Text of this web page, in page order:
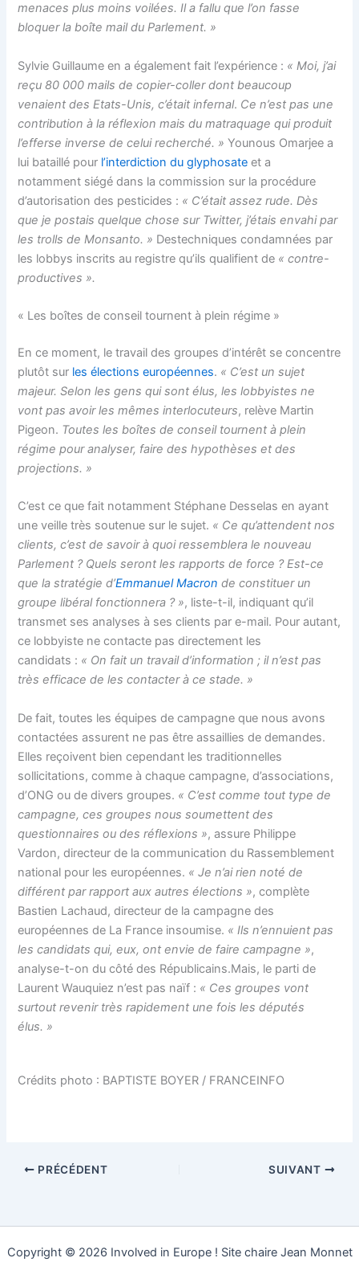
menaces plus moins voilées. Il a fallu que l’on fasse
bloquer la boîte mail du Parlement. »
Sylvie Guillaume en a également fait l’expérience : « Moi, j’ai
reçu 80 000 mails de copier-coller dont beaucoup
venaient des Etats-Unis, c’était infernal. Ce n’est pas une
contribution à la réflexion mais du matraquage qui produit
l’efferse inverse de celui recherché. » Younous Omarjee a
lui bataillé pour l’interdiction du glyphosate et a
notamment siégé dans la commission sur la procédure
d’autorisation des pesticides : « C’était assez rude. Dès
que je postais quelque chose sur Twitter, j’étais envahi par
les trolls de Monsanto. » Destechniques condamnées par
les lobbys inscrits au registre qu’ils qualifient de « contre-
productives ».
« Les boîtes de conseil tournent à plein régime »
En ce moment, le travail des groupes d’intérêt se concentre
plutôt sur les élections européennes. « C’est un sujet
majeur. Selon les gens qui sont élus, les lobbyistes ne
vont pas avoir les mêmes interlocuteurs, relève Martin
Pigeon. Toutes les boîtes de conseil tournent à plein
régime pour analyser, faire des hypothèses et des
projections. »
C’est ce que fait notamment Stéphane Desselas en ayant
une veille très soutenue sur le sujet. « Ce qu’attendent nos
clients, c’est de savoir à quoi ressemblera le nouveau
Parlement ? Quels seront les rapports de force ? Est-ce
que la stratégie d’Emmanuel Macron de constituer un
groupe libéral fonctionnera ? », liste-t-il, indiquant qu’il
transmet ses analyses à ses clients par e-mail. Pour autant,
ce lobbyiste ne contacte pas directement les
candidats : « On fait un travail d’information ; il n’est pas
très efficace de les contacter à ce stade. »
De fait, toutes les équipes de campagne que nous avons
contactées assurent ne pas être assaillies de demandes.
Elles reçoivent bien cependant les traditionnelles
sollicitations, comme à chaque campagne, d’associations,
d’ONG ou de divers groupes. « C’est comme tout type de
campagne, ces groupes nous soumettent des
questionnaires ou des réflexions », assure Philippe
Vardon, directeur de la communication du Rassemblement
national pour les européennes. « Je n’ai rien noté de
différent par rapport aux autres élections », complète
Bastien Lachaud, directeur de la campagne des
européennes de La France insoumise. « Ils n’ennuient pas
les candidats qui, eux, ont envie de faire campagne »,
analyse-t-on du côté des Républicains.Mais, le parti de
Laurent Wauquiez n’est pas naïf : « Ces groupes vont
surtout revenir très rapidement une fois les députés
élus. »
Crédits photo : BAPTISTE BOYER / FRANCEINFO
PRÉCÉDENT SUIVANT
Copyright © 2026 Involved in Europe ! Site chaire Jean Monnet